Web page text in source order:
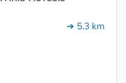
➔ 5.3 km